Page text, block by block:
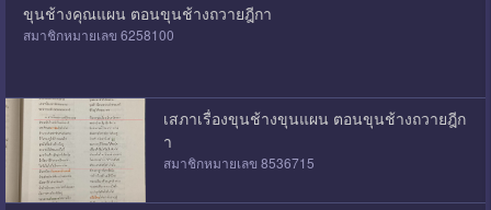
ขุนช้างคุณแผน ตอนขุนช้างถวายฎีกา
สมาชิกหมายเลข 6258100
เสภาเรื่องขุนช้างขุนแผน ตอนขุนช้างถวายฎีก
า
สมาชิกหมายเลข 8536715